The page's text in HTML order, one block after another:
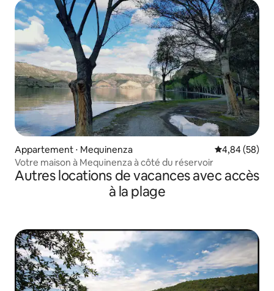
Appartement ⋅ Mequinenza Évaluation
4,84 (58)
Votre maison à Mequinenza à côté du réservoir
Autres locations de vacances avec accès
à la plage